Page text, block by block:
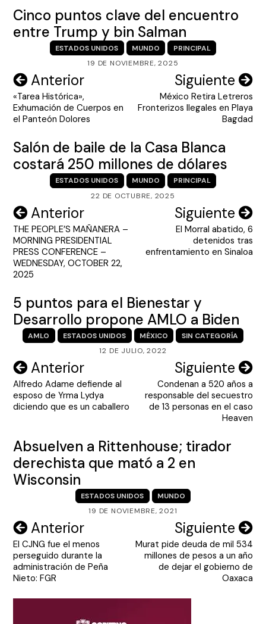
Cinco puntos clave del encuentro
entre Trump y bin Salman
ESTADOS UNIDOS MUNDO
PRINCIPAL
19 DE NOVIEMBRE, 2025
Navegación
de
entradas
Anterior
«Tarea Histórica»,
Exhumación de Cuerpos en
el Panteón Dolores
Siguiente
México Retira Letreros
Fronterizos Ilegales en Playa
Bagdad
Salón de baile de la Casa Blanca
costará 250 millones de dólares
ESTADOS UNIDOS MUNDO
PRINCIPAL
22 DE OCTUBRE, 2025
Navegación
de
entradas
Anterior
THE PEOPLE’S MAÑANERA –
MORNING PRESIDENTIAL
PRESS CONFERENCE –
WEDNESDAY, OCTOBER 22,
2025
Siguiente
El Morral abatido, 6
detenidos tras
enfrentamiento en Sinaloa
5 puntos para el Bienestar y
Desarrollo propone AMLO a Biden
AMLO ESTADOS UNIDOS MÉXICO
SIN CATEGORÍA
12 DE JULIO, 2022
Navegación
de
entradas
Anterior
Alfredo Adame defiende al
esposo de Yrma Lydya
diciendo que es un caballero
Siguiente
Condenan a 520 años a
responsable del secuestro
de 13 personas en el caso
Heaven
Absuelven a Rittenhouse; tirador
derechista que mató a 2 en
Wisconsin
ESTADOS UNIDOS
MUNDO
19 DE NOVIEMBRE, 2021
Navegación
de
entradas
Anterior
El CJNG fue el menos
perseguido durante la
administración de Peña
Nieto: FGR
Siguiente
Murat pide deuda de mil 534
millones de pesos a un año
de dejar el gobierno de
Oaxaca